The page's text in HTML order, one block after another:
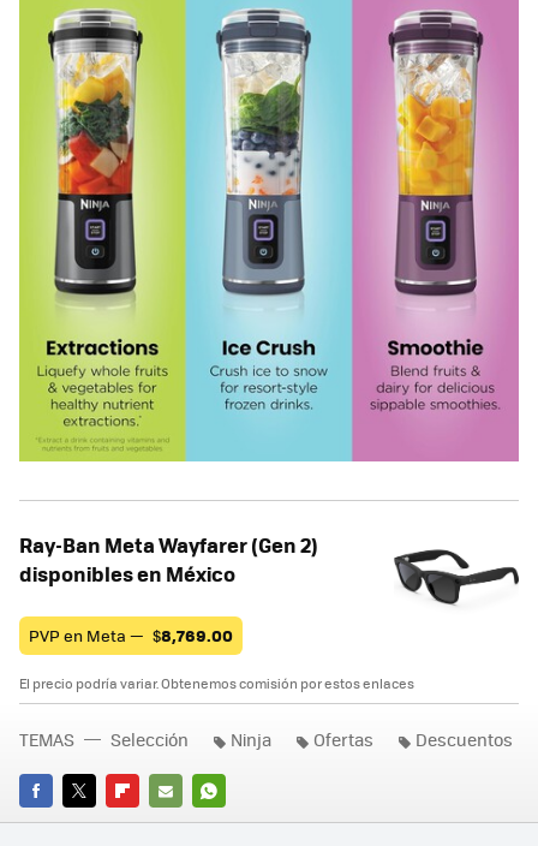
Ray-Ban Meta Wayfarer (Gen 2)
disponibles en México
PVP en Meta — $8,769.00
El precio podría variar. Obtenemos comisión por estos enlaces
FACEBOOK
TWITTERFLIPBOARD
E-
WHATSAPP
TEMAS Selección Ninja Ofertas Descuentos